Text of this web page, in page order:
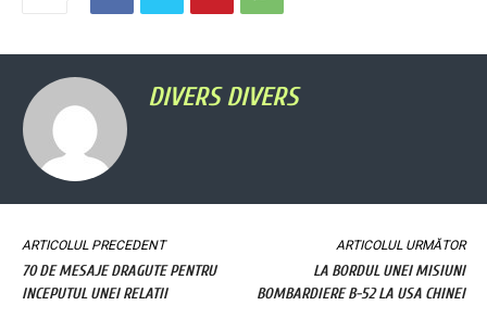
DIVERS DIVERS
ARTICOLUL PRECEDENT
70 DE MESAJE DRAGUTE PENTRU
INCEPUTUL UNEI RELATII
ARTICOLUL URMĂTOR
LA BORDUL UNEI MISIUNI
BOMBARDIERE B-52 LA USA CHINEI